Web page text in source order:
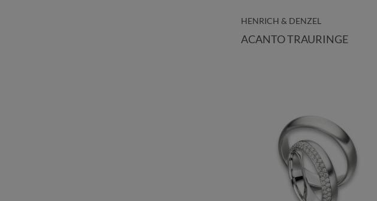
HENRICH & DENZEL
ACANTO TRAURINGE